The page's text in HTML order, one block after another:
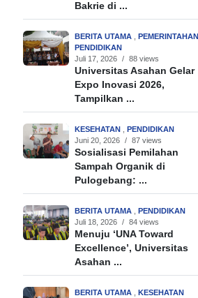
Bakrie di ...
BERITA UTAMA , PEMERINTAHAN
PENDIDIKAN
Juli 17, 2026
/ 88 views
Universitas Asahan Gelar
Expo Inovasi 2026,
Tampilkan ...
KESEHATAN , PENDIDIKAN
Juni 20, 2026
/ 87 views
Sosialisasi Pemilahan
Sampah Organik di
Pulogebang: ...
BERITA UTAMA , PENDIDIKAN
Juli 18, 2026
/ 84 views
Menuju ‘UNA Toward
Excellence’, Universitas
Asahan ...
BERITA UTAMA , KESEHATAN